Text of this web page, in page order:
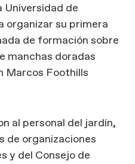
Universidad de
organizar su primera
de formación sobre
manchas doradas
Marcos Foothills
al personal del jardín,
de organizaciones
y del Consejo de